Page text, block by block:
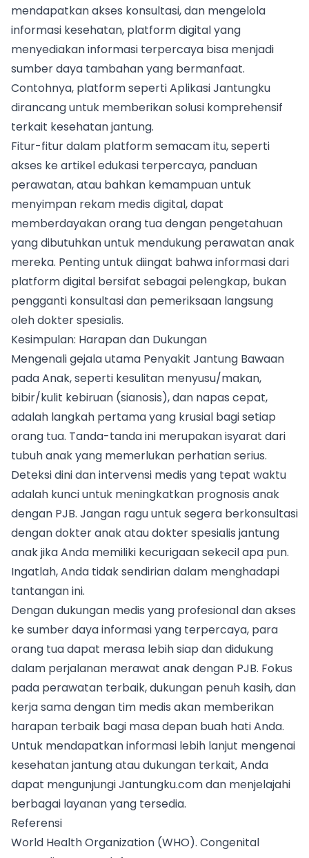
mendapatkan akses konsultasi, dan mengelola
informasi kesehatan, platform digital yang
menyediakan informasi terpercaya bisa menjadi
sumber daya tambahan yang bermanfaat.
Contohnya, platform seperti Aplikasi Jantungku
dirancang untuk memberikan solusi komprehensif
terkait kesehatan jantung.
Fitur-fitur dalam platform semacam itu, seperti
akses ke artikel edukasi terpercaya, panduan
perawatan, atau bahkan kemampuan untuk
menyimpan rekam medis digital, dapat
memberdayakan orang tua dengan pengetahuan
yang dibutuhkan untuk mendukung perawatan anak
mereka. Penting untuk diingat bahwa informasi dari
platform digital bersifat sebagai pelengkap, bukan
pengganti konsultasi dan pemeriksaan langsung
oleh dokter spesialis.
Kesimpulan: Harapan dan Dukungan
Mengenali gejala utama Penyakit Jantung Bawaan
pada Anak, seperti kesulitan menyusu/makan,
bibir/kulit kebiruan (sianosis), dan napas cepat,
adalah langkah pertama yang krusial bagi setiap
orang tua. Tanda-tanda ini merupakan isyarat dari
tubuh anak yang memerlukan perhatian serius.
Deteksi dini dan intervensi medis yang tepat waktu
adalah kunci untuk meningkatkan prognosis anak
dengan PJB. Jangan ragu untuk segera berkonsultasi
dengan dokter anak atau dokter spesialis jantung
anak jika Anda memiliki kecurigaan sekecil apa pun.
Ingatlah, Anda tidak sendirian dalam menghadapi
tantangan ini.
Dengan dukungan medis yang profesional dan akses
ke sumber daya informasi yang terpercaya, para
orang tua dapat merasa lebih siap dan didukung
dalam perjalanan merawat anak dengan PJB. Fokus
pada perawatan terbaik, dukungan penuh kasih, dan
kerja sama dengan tim medis akan memberikan
harapan terbaik bagi masa depan buah hati Anda.
Untuk mendapatkan informasi lebih lanjut mengenai
kesehatan jantung atau dukungan terkait, Anda
dapat mengunjungiJantungku.comdan menjelajahi
berbagai layanan yang tersedia.
Referensi
World Health Organization (WHO). Congenital